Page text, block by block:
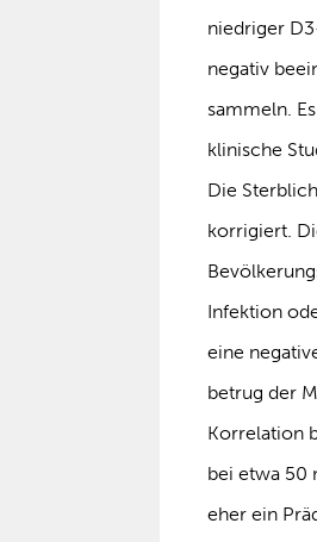
niedriger
negativ
sammeln.
klinische
Die
korrigiert.
Infektion
eine
betrug der
Korrelation
bei etwa 50
eher ein